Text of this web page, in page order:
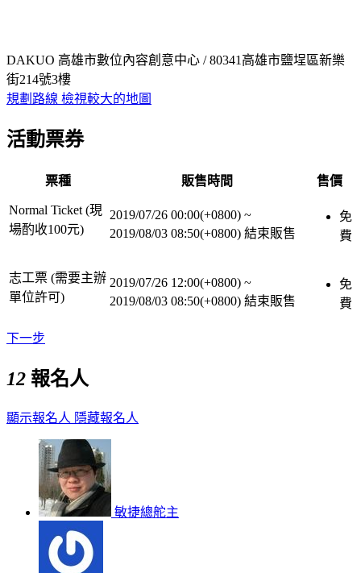
DAKUO 高雄市數位內容創意中心 / 80341高雄市鹽埕區新樂
街214號3樓
規劃路線 檢視較大的地圖
活動票券
票種 販售時間 售價
Normal Ticket (現
場酌收100元)
2019/07/26 00:00(+0800) ~
2019/08/03 08:50(+0800) 結束販售
免
費
志工票 (需要主辦
單位許可)
2019/07/26 12:00(+0800) ~
2019/08/03 08:50(+0800) 結束販售
免
費
下一步
12 報名人
顯示報名人 隱藏報名人
敏捷總舵主